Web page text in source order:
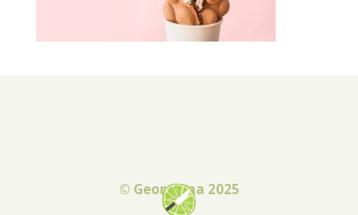
© Georgiana 2025